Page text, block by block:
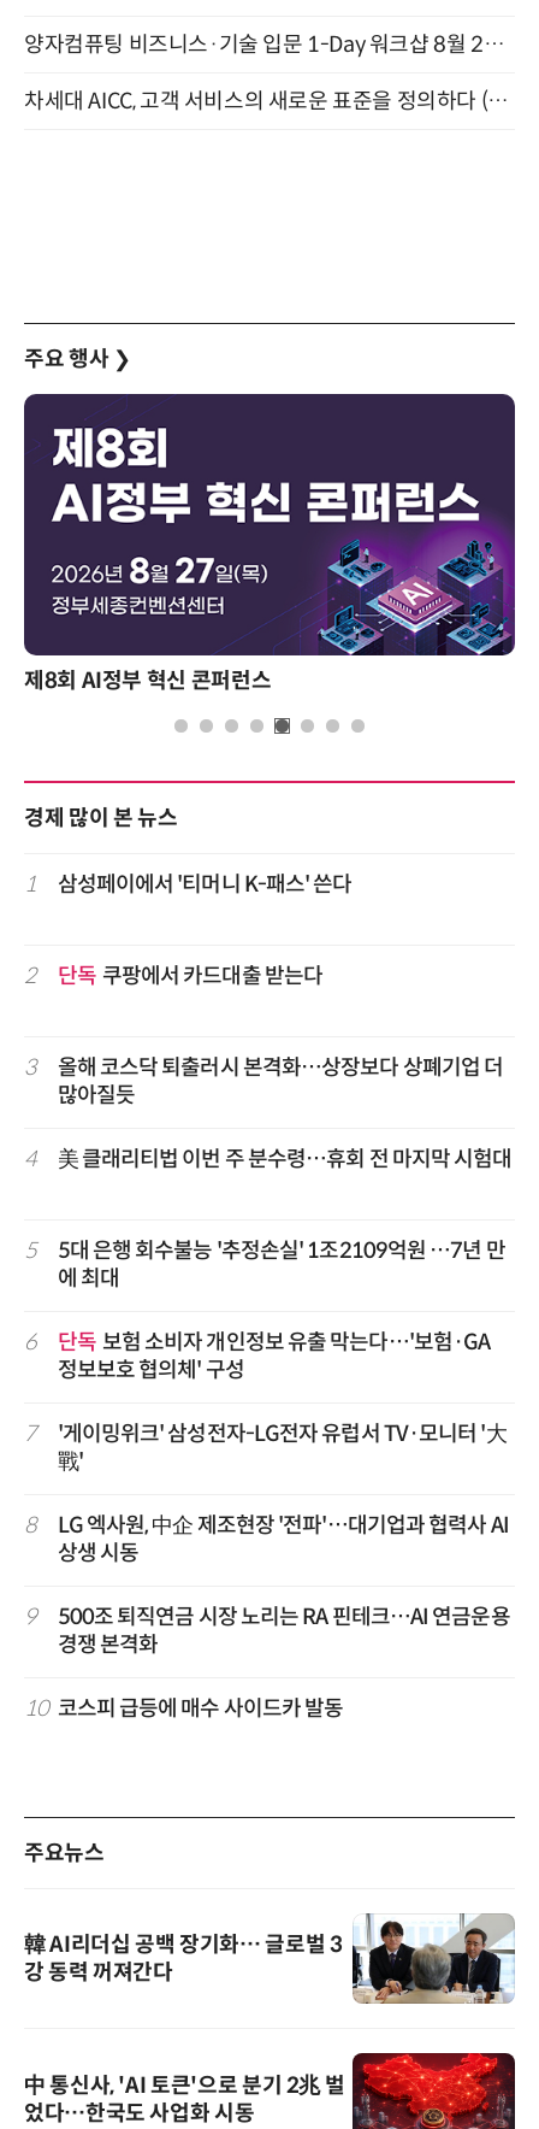
양자컴퓨팅 비즈니스·기술 입문 1-Day 워크샵 8월 28일 개최
차세대 AICC, 고객 서비스의 새로운 표준을 정의하다 (9/9)
주요 행사 ❯
제8회 AI정부 혁신 콘퍼런스
경제 많이 본 뉴스
1 삼성페이에서 '티머니 K-패스' 쓴다
2 단독 쿠팡에서 카드대출 받는다
3
올해 코스닥 퇴출러시 본격화…상장보다 상폐기업 더
많아질듯
4 美 클래리티법 이번 주 분수령…휴회 전 마지막 시험대
5
5대 은행 회수불능 '추정손실' 1조2109억원 …7년 만
에 최대
6 단독 보험 소비자 개인정보 유출 막는다…'보험·GA
정보보호 협의체' 구성
7
'게이밍위크' 삼성전자-LG전자 유럽서 TV·모니터 '大
戰'
8
LG 엑사원, 中企 제조현장 '전파'…대기업과 협력사 AI
상생 시동
9
500조 퇴직연금 시장 노리는 RA 핀테크…AI 연금운용
경쟁 본격화
10 코스피 급등에 매수 사이드카 발동
주요뉴스
韓 AI리더십 공백 장기화… 글로벌 3
강 동력 꺼져간다
中 통신사, 'AI 토큰'으로 분기 2兆 벌
었다…한국도 사업화 시동